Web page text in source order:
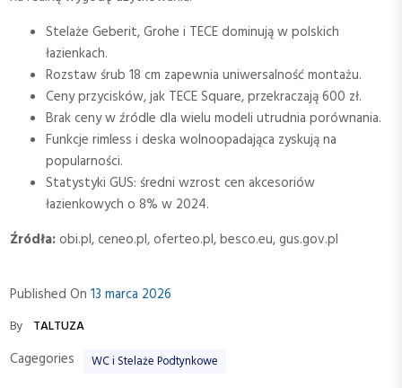
Stelaże Geberit, Grohe i TECE dominują w polskich
łazienkach.
Rozstaw śrub 18 cm zapewnia uniwersalność montażu.
Ceny przycisków, jak TECE Square, przekraczają 600 zł.
Brak ceny w źródle dla wielu modeli utrudnia porównania.
Funkcje rimless i deska wolnoopadająca zyskują na
popularności.
Statystyki GUS: średni wzrost cen akcesoriów
łazienkowych o 8% w 2024.
Źródła: obi.pl, ceneo.pl, oferteo.pl, besco.eu, gus.gov.pl
Published On13 marca 2026
By TALTUZA
Cagegories WC i Stelaże Podtynkowe